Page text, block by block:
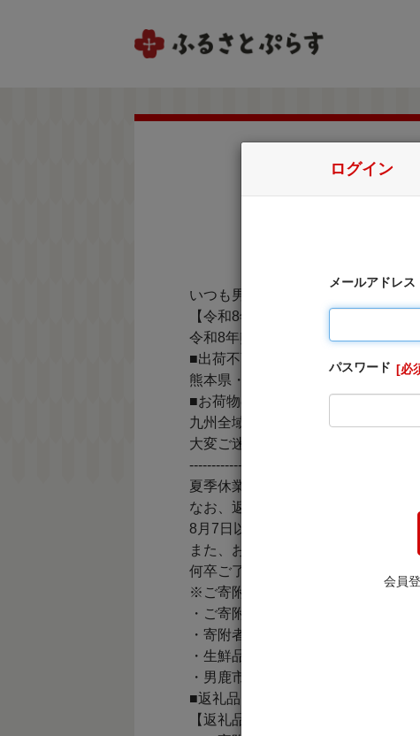
いつも男鹿市を応援いただき、あり
【令和8年熊本地震に伴う配送遅延
令和8年熊本地震の影響により、現
■出荷不可の可能性がある地域
熊本県・宮崎県
■お荷物のお届けに遅延が生じる可
九州全域
大変ご迷惑をおかけいたしますが
夏季休業期間中（8月8日～8月16日
なお、返礼品は発送元事業者のお休
8月7日以降のお申込みは8月17日以
また、お問い合わせセンターはカ
何卒ご了承くださいますようお願い
※ご寄附の前に必ずご確認をお願い
・ご寄附お申し込み後のキャンセ
・寄附者様のご都合により返礼品
・生鮮品などお届けできない地域
・男鹿市内にお住まいの方からの
■返礼品に関するご案内
【返礼品の発送について】
ログイン
メールアドレス
パスワード 必
会員